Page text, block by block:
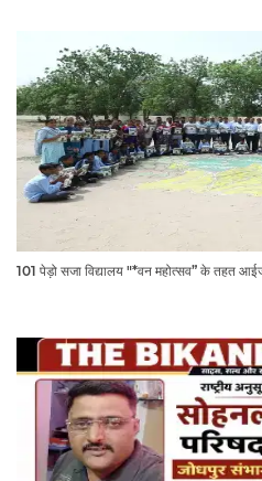
101 पेड़ो सजा विद्यालय "*वन महोत्सव” के तहत